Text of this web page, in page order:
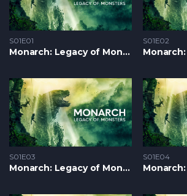
S01E01
Monarch: Legacy of Monsters S1 – Epizoda 01
S01E02
S01E03
Monarch: Legacy of Monsters S1 – Epizoda 03
S01E04